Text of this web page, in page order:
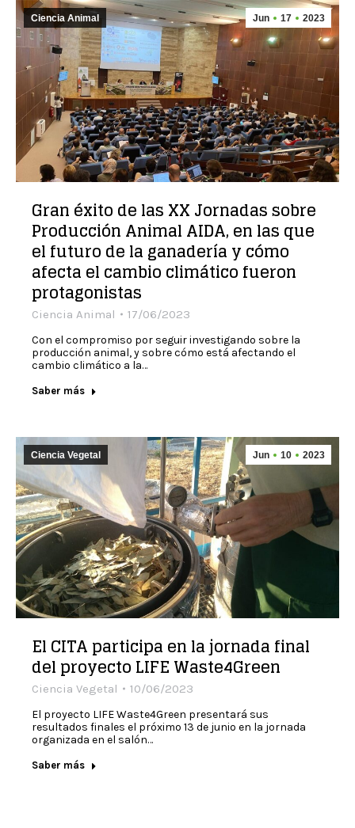
Jun 17 2023
Ciencia Animal
Gran éxito de las XX Jornadas sobre
Producción Animal AIDA, en las que
el futuro de la ganadería y cómo
afecta el cambio climático fueron
protagonistas
Ciencia Animal 17/06/2023
Con el compromiso por seguir investigando sobre la
producción animal, y sobre cómo está afectando el
cambio climático a la…
Saber más
Jun 10 2023
Ciencia Vegetal
El CITA participa en la jornada final
del proyecto LIFE Waste4Green
Ciencia Vegetal 10/06/2023
El proyecto LIFE Waste4Green presentará sus
resultados finales el próximo 13 de junio en la jornada
organizada en el salón…
Saber más